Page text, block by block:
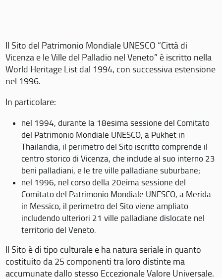
Il Sito del Patrimonio Mondiale UNESCO “Città di
Vicenza e le Ville del Palladio nel Veneto” è iscritto nella
World Heritage List dal 1994, con successiva estensione
nel 1996.
In particolare:
nel 1994, durante la 18esima sessione del Comitato
del Patrimonio Mondiale UNESCO, a Pukhet in
Thailandia, il perimetro del Sito iscritto comprende il
centro storico di Vicenza, che include al suo interno 23
beni palladiani, e le tre ville palladiane suburbane;
nel 1996, nel corso della 20eima sessione del
Comitato del Patrimonio Mondiale UNESCO, a Merida
in Messico, il perimetro del Sito viene ampliato
includendo ulteriori 21 ville palladiane dislocate nel
territorio del Veneto.
Il Sito è di tipo culturale e ha natura seriale in quanto
costituito da 25 componenti tra loro distinte ma
accumunate dallo stesso Eccezionale Valore Universale.